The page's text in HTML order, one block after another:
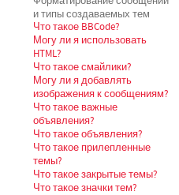
и типы создаваемых тем
Что такое BBCode?
Могу ли я использовать
HTML?
Что такое смайлики?
Могу ли я добавлять
изображения к сообщениям?
Что такое важные
объявления?
Что такое объявления?
Что такое прилепленные
темы?
Что такое закрытые темы?
Что такое значки тем?